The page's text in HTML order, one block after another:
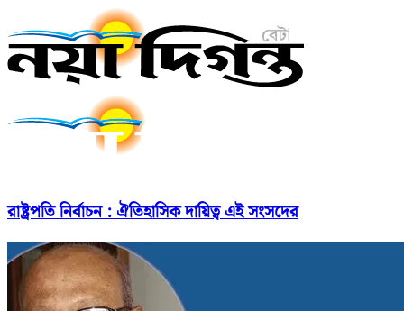
রাষ্ট্রপতি নির্বাচন : ঐতিহাসিক দায়িত্ব এই সংসদের